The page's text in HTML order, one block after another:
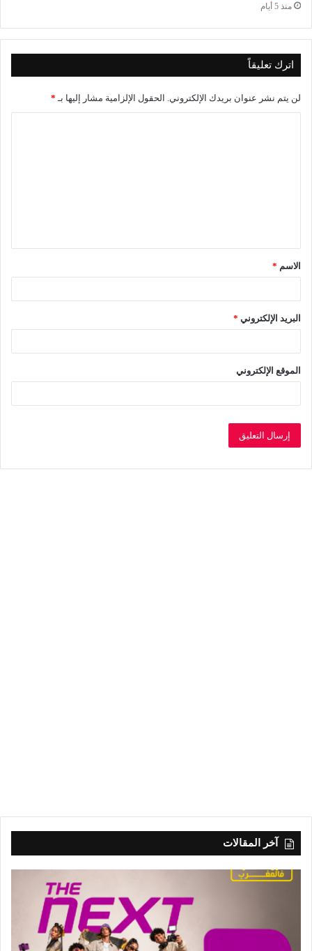
منذ 5 أيام
اترك تعليقاً
لن يتم نشر عنوان بريدك الإلكتروني. الحقول الإلزامية مشار إليها بـ *
ق
*الاسم *
البريد الإلكتروني *
الموقع الإلكتروني
آخر المقالات